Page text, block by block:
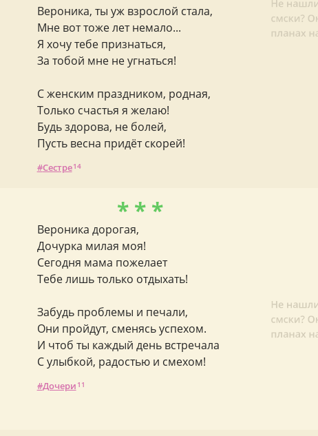
Вероника, ты уж взрослой стала,
Мне вот тоже лет немало...
Я хочу тебе признаться,
За тобой мне не угнаться!
С женским праздником, родная,
Только счастья я желаю!
Будь здорова, не болей,
Пусть весна придёт скорей!
Сестре14
* * *
Вероника дорогая,
Дочурка милая моя!
Сегодня мама пожелает
Тебе лишь только отдыхать!
Забудь проблемы и печали,
Они пройдут, сменясь успехом.
И чтоб ты каждый день встречала
С улыбкой, радостью и смехом!
Дочери 11